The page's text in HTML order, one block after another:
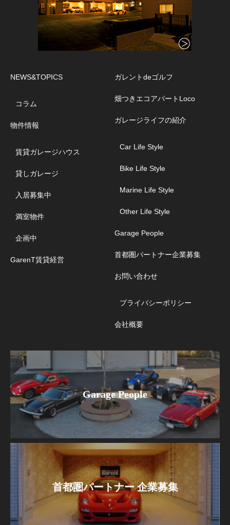
NEWS&TOPICS
コラム
物件情報
賃貸ガレージハウス
貸しガレージ
入居募集中
満室物件
企画中
GarenT賃貸経営
ガレントdeゴルフ
畑つきエコアパートLoco
ガレージライフの紹介
Car Life Style
Bike Life Style
Marine Life Style
Other Life Style
Garage People
首都圏パートナー企業募集
お問い合わせ
プライバシーポリシー
会社概要
Garage People
首都圏パートナー 企業募集